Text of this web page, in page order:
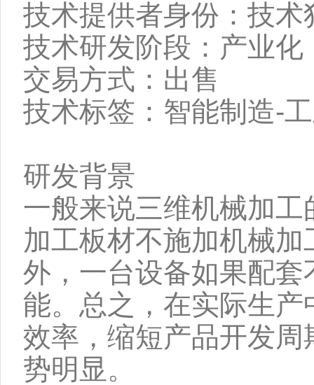
技术提供者身份：技术
技术研发阶段：产业化
交易方式：出售
技术标签：智能制造-
研发背景
一般来说三维机械加
加工板材不施加机械
外，一台设备如果配
能。总之，在实际生
效率，缩短产品开发
势明显。